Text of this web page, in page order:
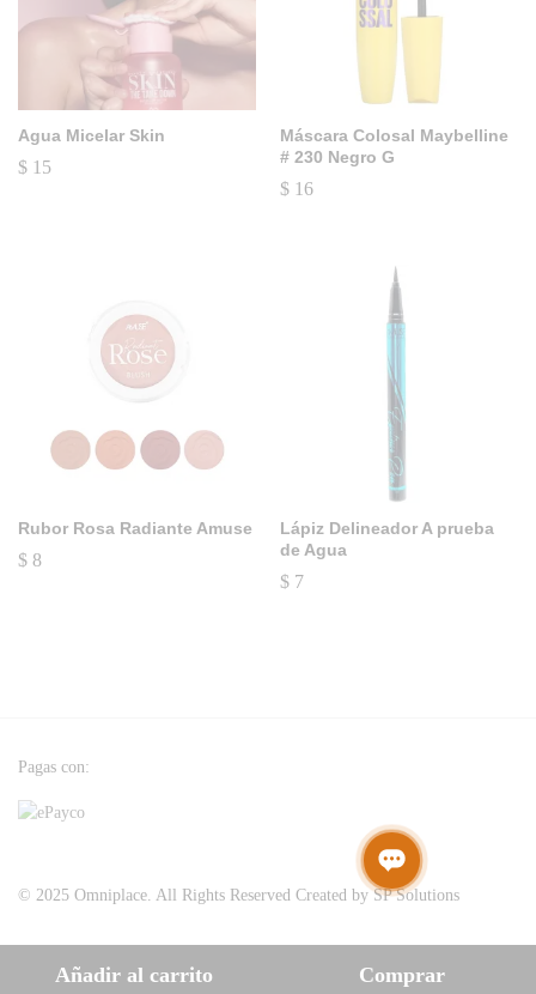
Añadir al carrito Comprar
Agua Micelar Skin
$ 15
Máscara Colosal Maybelline
# 230 Negro G
$ 16
Rubor Rosa Radiante Amuse
$ 8
Lápiz Delineador A prueba
de Agua
$ 7
© 2025 Omniplace. All Rights Reserved Created by SP Solutions
Pagas con: